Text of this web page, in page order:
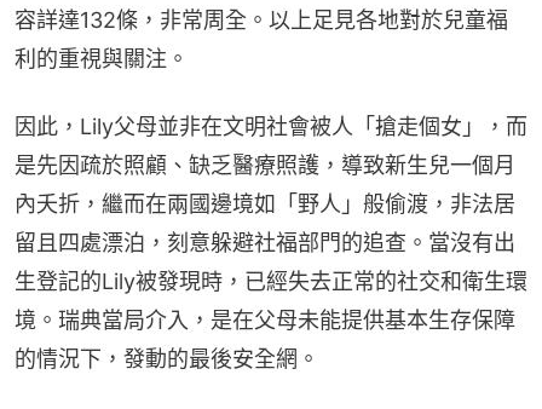
容詳達132條，非常周全。以上足見各地對於兒童福
利的重視與關注。
因此，Lily父母並非在文明社會被人「搶走個女」，而
是先因疏於照顧、缺乏醫療照護，導致新生兒一個月
內夭折，繼而在兩國邊境如「野人」般偷渡，非法居
留且四處漂泊，刻意躲避社福部門的追查。當沒有出
生登記的Lily被發現時，已經失去正常的社交和衛生環
境。瑞典當局介入，是在父母未能提供基本生存保障
的情況下，發動的最後安全網。